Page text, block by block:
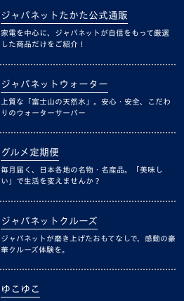
ジャパネットたかた公式通販
家電を中心に、ジャパネットが自信をもって厳選
した商品だけをご紹介！
ジャパネットウォーター
上質な「富士山の天然水」。安心・安全、こだわ
りのウォーターサーバー
グルメ定期便
毎月届く、日本各地の名物・名産品。「美味し
い」で生活を変えませんか？
ジャパネットクルーズ
ジャパネットが磨き上げたおもてなしで、感動の豪
華クルーズ体験を。
ゆこゆこ